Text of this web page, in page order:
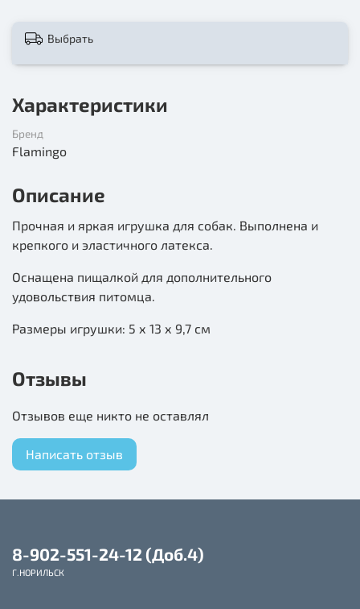
Выбрать
Характеристики
Бренд
Flamingo
Описание
Прочная и яркая игрушка для собак. Выполнена и
крепкого и эластичного латекса.
Оснащена пищалкой для дополнительного
удовольствия питомца.
Размеры игрушки: 5 х 13 х 9,7 см
Отзывы
Отзывов еще никто не оставлял
Написать отзыв
8-902-551-24-12 (Доб.4)
Г.НОРИЛЬСК